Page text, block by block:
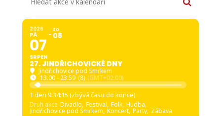
2026
PÁ
07
SRPEN
SO
08
27. JINDŘICHOVICKÉ DNY
Jindřichovice pod Smrkem
13.00 - 23.59 (8) (GMT+02:00)
1 den 9:34:13 (zbývá času do konce)
Druh akce Divadlo, Festival, Folk, Hudba,
Jindřichovice pod Smrkem, Koncert, Party, Zábava